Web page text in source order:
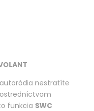
nestratíte
funkcia SWC